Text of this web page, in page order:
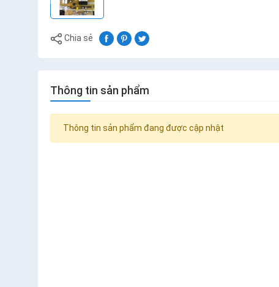
Chia sẻ
Thông tin sản phẩm
Thông tin sản phẩm đang được cập nhật